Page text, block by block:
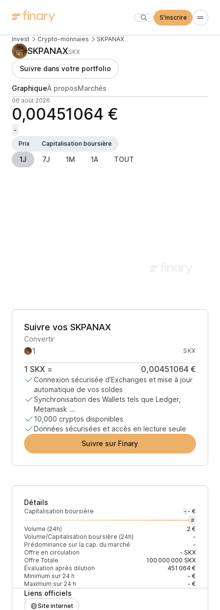
S'inscrire
Invest Crypto-monnaies SKPANAX
SKPANAXSKX
Suivre dans votre portfolio
GraphiqueÀ proposMarchés
06 août 2026
0,00451064 €
-
Prix
Capitalisation boursière
1J 7J 1M 1A TOUT
Suivre vos SKPANAX
Convertir
SKX
1 SKX = 0,00451064 €
Connexion sécurisée d’Exchanges et mise à jour
automatique de vos soldes
Synchronisation des Wallets tels que Ledger,
Metamask ...
10,000 cryptos disponibles
Données sécurisées et accès en lecture seule
Suivre sur Finary
Détails
Capitalisation boursière - - €
#
Volume (24h)
2 €
Volume/Capitalisation boursière (24h)
-
Prédominance sur la cap. du marché
-
Offre en circulation
- SKX
Offre Totale
100 000 000 SKX
Évaluation après dilution
451 064 €
Minimum sur 24 h
- €
Maximum sur 24 h
- €
Liens officiels
Site internet